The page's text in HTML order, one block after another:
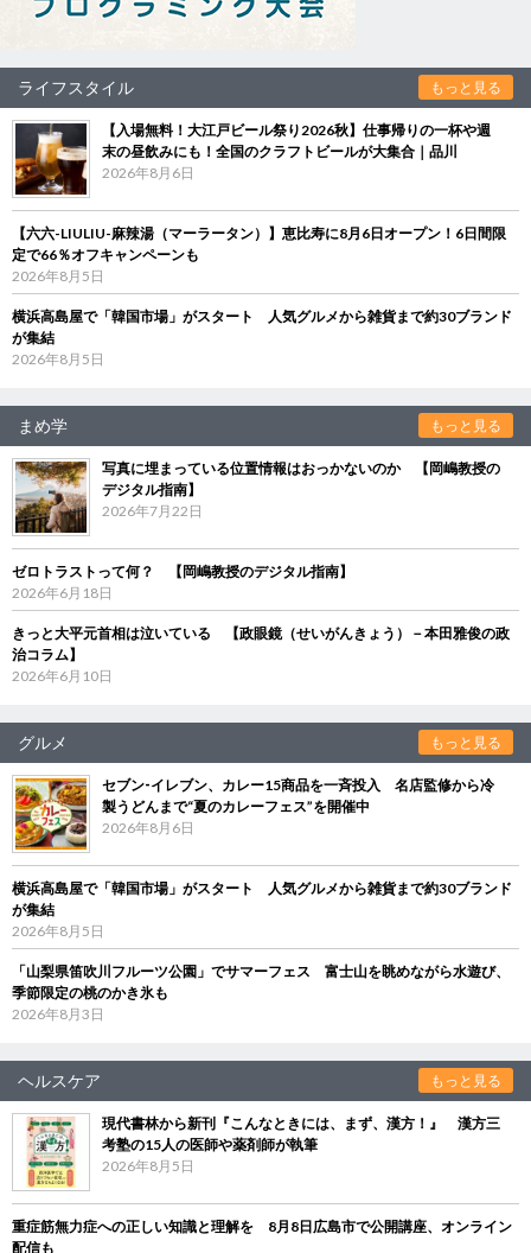
ライフスタイル もっと見る
【入場無料！大江戸ビール祭り2026秋】仕事帰りの一杯や週
末の昼飲みにも！全国のクラフトビールが大集合｜品川
2026年8月6日
【六六-LIULIU-麻辣湯（マーラータン）】恵比寿に8月6日オープン！6日間限
定で66％オフキャンペーンも
2026年8月5日
横浜高島屋で「韓国市場」がスタート 人気グルメから雑貨まで約30ブランド
が集結
2026年8月5日
まめ学 もっと見る
写真に埋まっている位置情報はおっかないのか 【岡嶋教授の
デジタル指南】
2026年7月22日
ゼロトラストって何？ 【岡嶋教授のデジタル指南】
2026年6月18日
きっと大平元首相は泣いている 【政眼鏡（せいがんきょう）－本田雅俊の政
治コラム】
2026年6月10日
グルメ もっと見る
セブン‐イレブン、カレー15商品を一斉投入 名店監修から冷
製うどんまで“夏のカレーフェス”を開催中
2026年8月6日
横浜高島屋で「韓国市場」がスタート 人気グルメから雑貨まで約30ブランド
が集結
2026年8月5日
「山梨県笛吹川フルーツ公園」でサマーフェス 富士山を眺めながら水遊び、
季節限定の桃のかき氷も
2026年8月3日
ヘルスケア もっと見る
現代書林から新刊『こんなときには、まず、漢方！』 漢方三
考塾の15人の医師や薬剤師が執筆
2026年8月5日
重症筋無力症への正しい知識と理解を 8月8日広島市で公開講座、オンライン
配信も